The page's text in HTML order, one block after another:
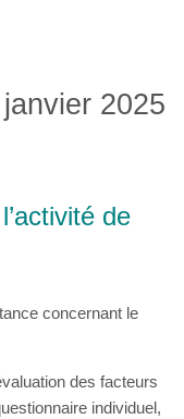
2025
de
concernant le
des facteurs
individuel,